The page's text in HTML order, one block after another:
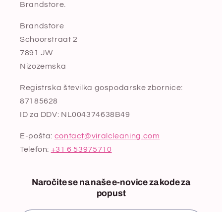
Brandstore.
Brandstore
Schoorstraat 2
7891 JW
Nizozemska
Registrska številka gospodarske zbornice:
87185628
ID za DDV: NL004374638B49
E-pošta: contact@viralcleaning.com
Telefon: +31 6 53975710
Naročite se na naše e-novice za kode za
popust